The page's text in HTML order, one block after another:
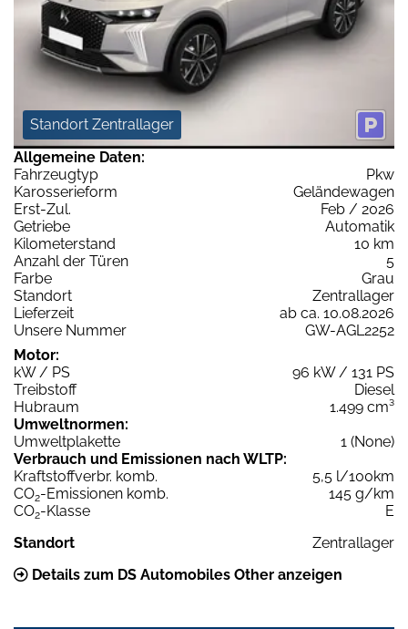
Standort Zentrallager
Allgemeine Daten:
Fahrzeugtyp
Pkw
Karosserieform
Geländewagen
Erst-Zul.
Feb / 2026
Getriebe
Automatik
Kilometerstand
10 km
Anzahl der Türen
5
Farbe
Grau
Standort
Zentrallager
Lieferzeit
ab ca. 10.08.2026
Unsere Nummer
GW-AGL2252
Motor:
kW / PS
96 kW / 131 PS
Treibstoff
Diesel
Hubraum
1.499 cm³
Umweltnormen:
Umweltplakette
1 (None)
Verbrauch und Emissionen nach WLTP:
Kraftstoffverbr. komb.
5,5 l/100km
CO2-Emissionen komb.
145 g/km
CO2-Klasse
E
Standort
Zentrallager
Details zum DS Automobiles Other anzeigen